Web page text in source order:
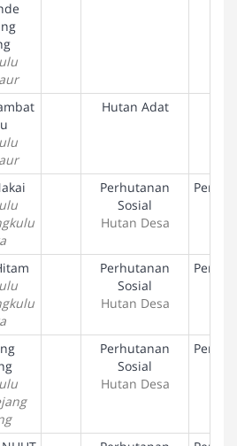
Hutan Adat
Perhutanan
Sosial
Hutan Desa
Perhutanan
Sosial
Hutan Desa
Perhutanan
Sosial
Hutan Desa